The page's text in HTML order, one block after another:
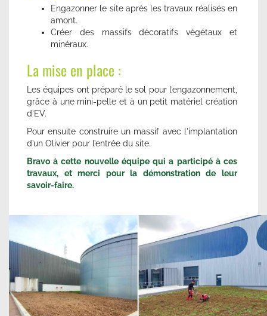
Engazonner le site après les travaux réalisés en
amont.
Créer des massifs décoratifs végétaux et
minéraux.
La mise en place :
Les équipes ont préparé le sol pour l’engazonnement,
grâce à une mini-pelle et à un petit matériel création
d’EV.
Pour ensuite construire un massif avec l'implantation
d’un Olivier pour l’entrée du site.
Bravo à cette nouvelle équipe qui a participé à ces
travaux, et merci pour la démonstration de leur
savoir-faire.